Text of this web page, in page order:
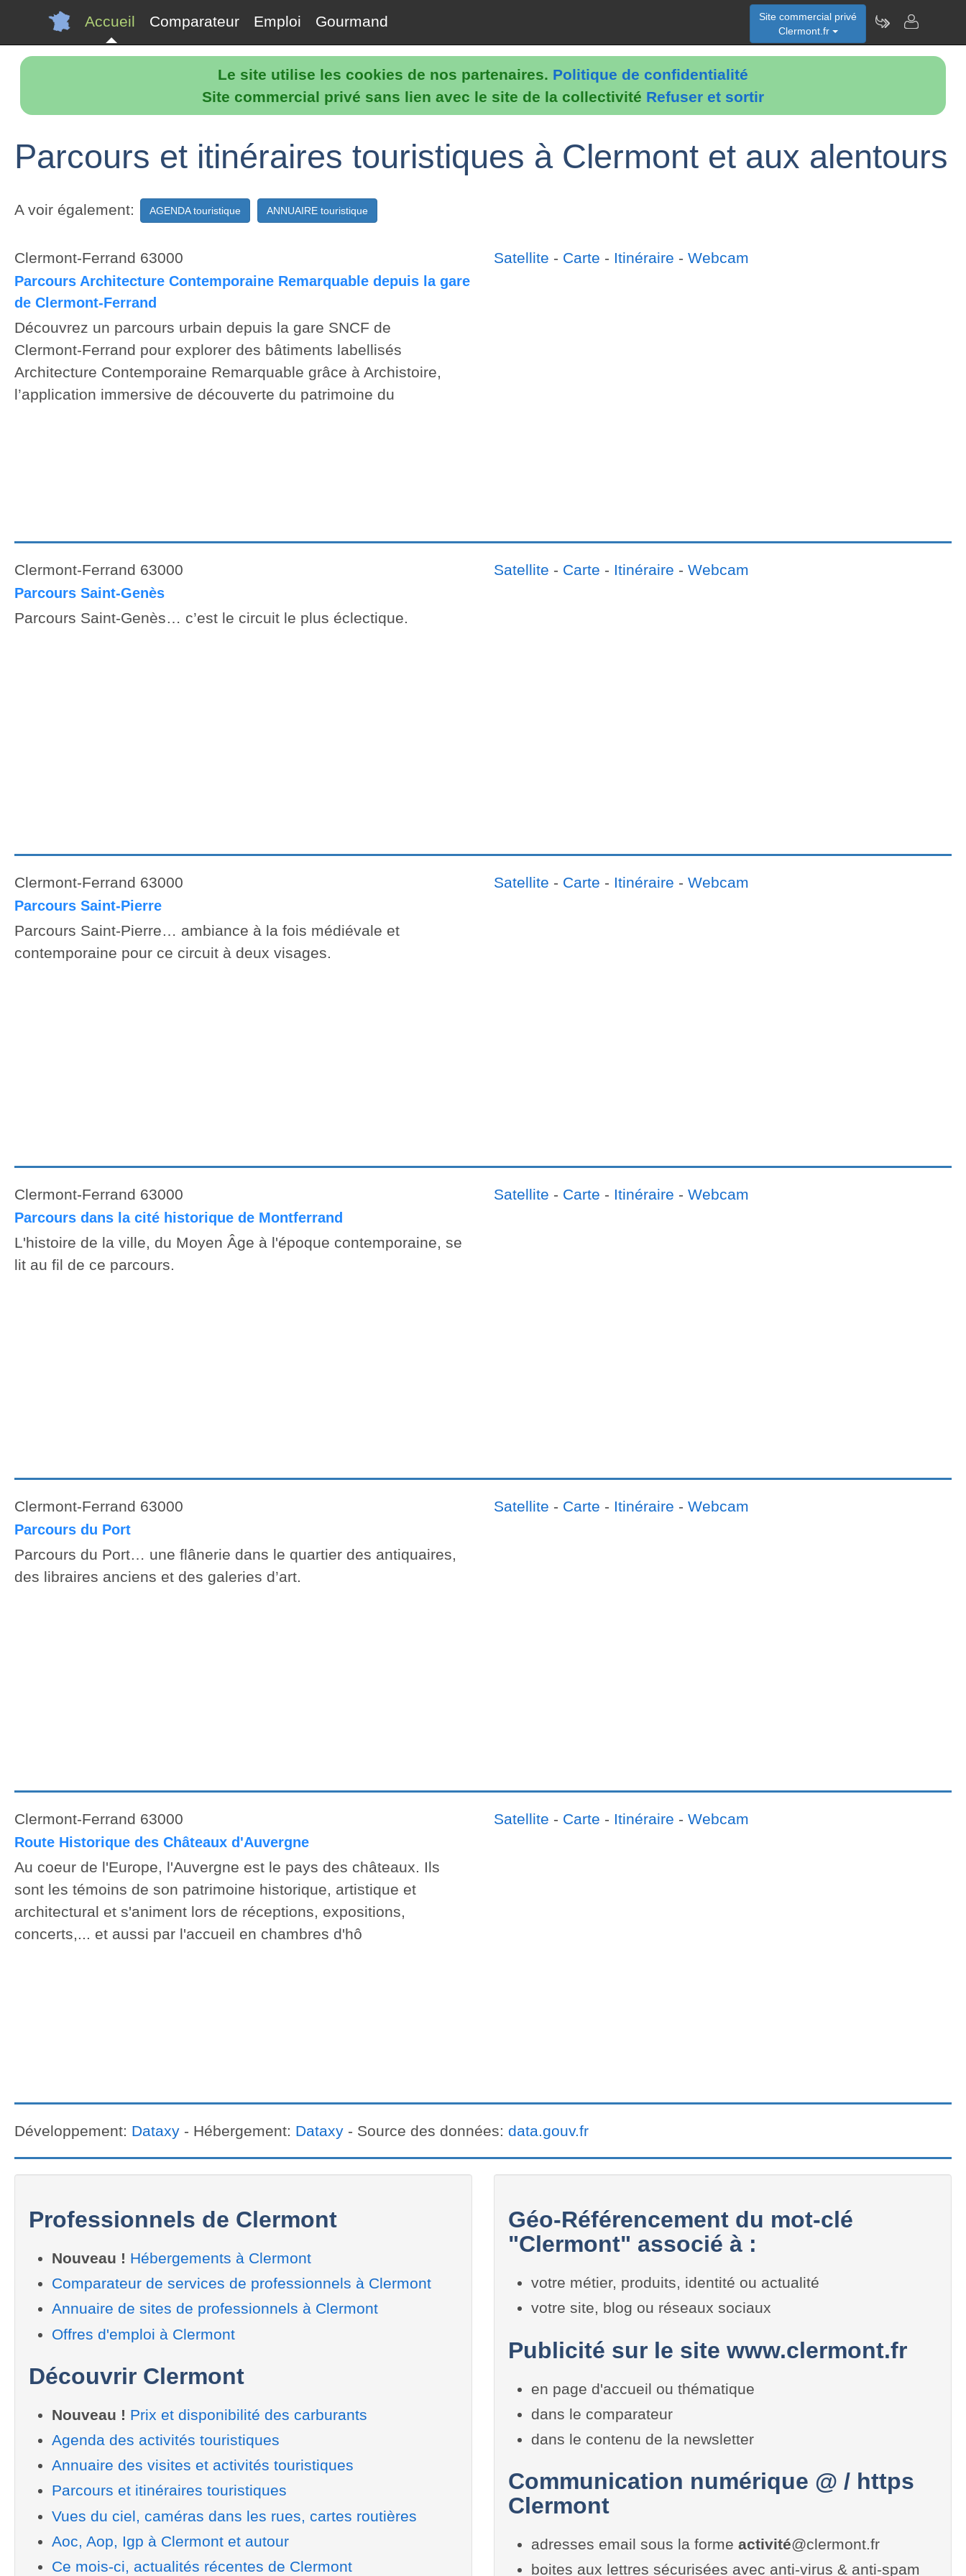
Le site utilise les cookies de nos partenaires. Politique de confidentialité
Site commercial privé sans lien avec le site de la collectivité Refuser et sortir
Accueil Comparateur Emploi Gourmand
Site commercial privé
Clermont.fr
Parcours et itinéraires touristiques à Clermont et aux alentours
A voir également: AGENDA touristique ANNUAIRE touristique
Clermont-Ferrand 63000
Parcours Architecture Contemporaine Remarquable depuis la gare
de Clermont‑Ferrand
Découvrez un parcours urbain depuis la gare SNCF de
Clermont‑Ferrand pour explorer des bâtiments labellisés
Architecture Contemporaine Remarquable grâce à Archistoire,
l’application immersive de découverte du patrimoine du
Satellite - Carte - Itinéraire - Webcam
Clermont-Ferrand 63000
Parcours Saint-Genès
Parcours Saint-Genès… c’est le circuit le plus éclectique.
Satellite - Carte - Itinéraire - Webcam
Clermont-Ferrand 63000
Parcours Saint-Pierre
Parcours Saint-Pierre… ambiance à la fois médiévale et
contemporaine pour ce circuit à deux visages.
Satellite - Carte - Itinéraire - Webcam
Clermont-Ferrand 63000
Parcours dans la cité historique de Montferrand
L'histoire de la ville, du Moyen Âge à l'époque contemporaine, se
lit au fil de ce parcours.
Satellite - Carte - Itinéraire - Webcam
Clermont-Ferrand 63000
Parcours du Port
Parcours du Port… une flânerie dans le quartier des antiquaires,
des libraires anciens et des galeries d’art.
Satellite - Carte - Itinéraire - Webcam
Clermont-Ferrand 63000
Route Historique des Châteaux d'Auvergne
Au coeur de l'Europe, l'Auvergne est le pays des châteaux. Ils
sont les témoins de son patrimoine historique, artistique et
architectural et s'animent lors de réceptions, expositions,
concerts,... et aussi par l'accueil en chambres d'hô
Satellite - Carte - Itinéraire - Webcam
Développement: Dataxy - Hébergement: Dataxy - Source des données: data.gouv.fr
Professionnels de Clermont
Nouveau ! Hébergements à Clermont
Comparateur de services de professionnels à Clermont
Annuaire de sites de professionnels à Clermont
Offres d'emploi à Clermont
Découvrir Clermont
Nouveau ! Prix et disponibilité des carburants
Agenda des activités touristiques
Annuaire des visites et activités touristiques
Parcours et itinéraires touristiques
Vues du ciel, caméras dans les rues, cartes routières
Aoc, Aop, Igp à Clermont et autour
Ce mois-ci, actualités récentes de Clermont
Géo-Référencement du mot-clé
"Clermont" associé à :
votre métier, produits, identité ou actualité
votre site, blog ou réseaux sociaux
Publicité sur le site www.clermont.fr
en page d'accueil ou thématique
dans le comparateur
dans le contenu de la newsletter
Communication numérique @ / https
Clermont
adresses email sous la forme activité@clermont.fr
boites aux lettres sécurisées avec anti-virus & anti-spam